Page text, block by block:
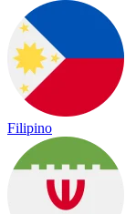
Filipino